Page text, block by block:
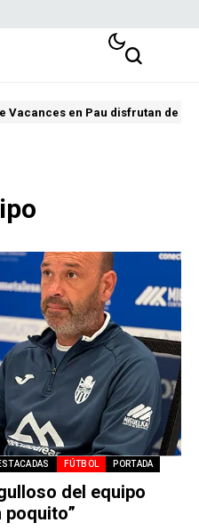
Vacances en Pau disfrutan de
FÚTBOL PORTADA
del equipo